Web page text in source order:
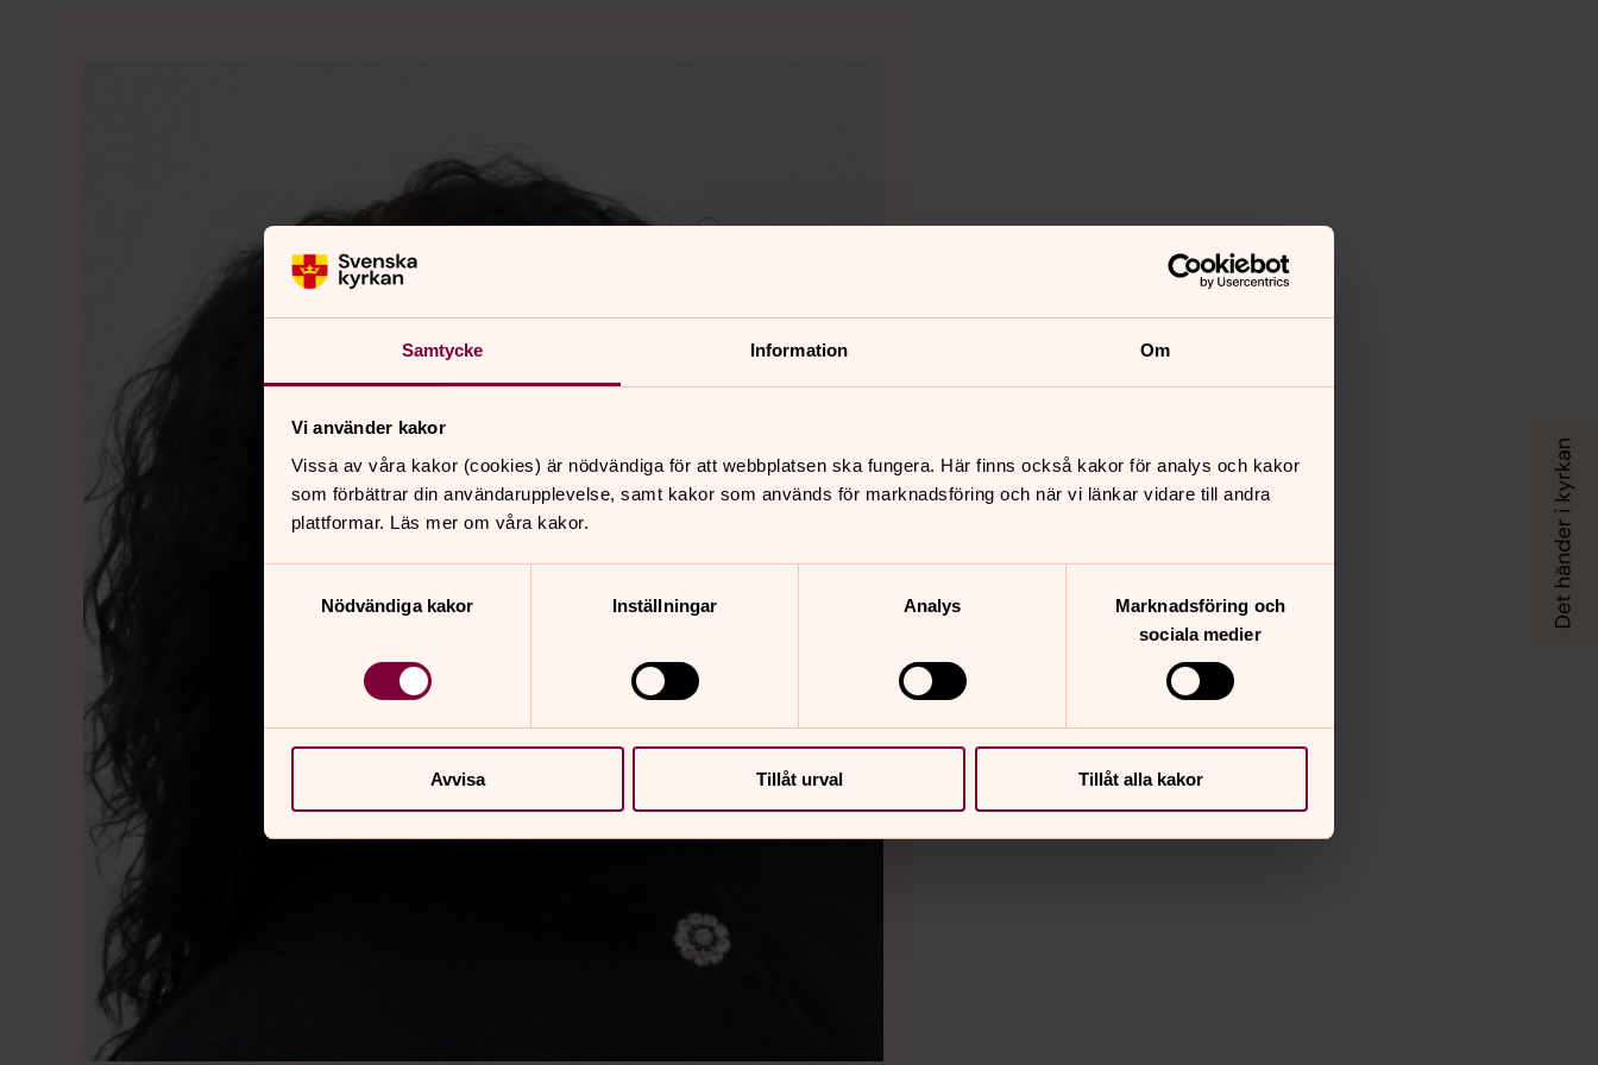
Samtycke Information Om
Vi använder kakor
Vissa av våra kakor (cookies) är nödvändiga för att webbplatsen ska fungera. Här finns också kakor för analys och kakor
som förbättrar din användarupplevelse, samt kakor som används för marknadsföring och när vi länkar vidare till andra
plattformar. Läs mer om våra kakor.
Nödvändiga kakor
Inställningar Analys
Marknadsföring och
sociala medier
Avvisa Tillåt urval Tillåt alla kakor